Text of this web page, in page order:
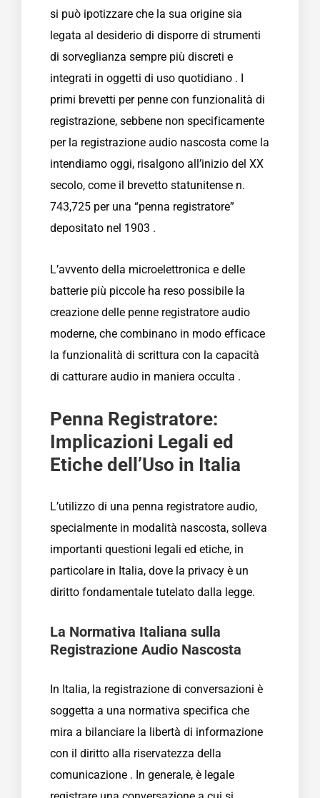
si può ipotizzare che la sua origine sia
legata al desiderio di disporre di strumenti
di sorveglianza sempre più discreti e
integrati in oggetti di uso quotidiano . I
primi brevetti per penne con funzionalità di
registrazione, sebbene non specificamente
per la registrazione audio nascosta come la
intendiamo oggi, risalgono all’inizio del XX
secolo, come il brevetto statunitense n.
743,725 per una “penna registratore”
depositato nel 1903 .
L’avvento della microelettronica e delle
batterie più piccole ha reso possibile la
creazione delle penne registratore audio
moderne, che combinano in modo efficace
la funzionalità di scrittura con la capacità
di catturare audio in maniera occulta .
Penna Registratore:
Implicazioni Legali ed
Etiche dell’Uso in Italia
L’utilizzo di una penna registratore audio,
specialmente in modalità nascosta, solleva
importanti questioni legali ed etiche, in
particolare in Italia, dove la privacy è un
diritto fondamentale tutelato dalla legge.
La Normativa Italiana sulla
Registrazione Audio Nascosta
In Italia, la registrazione di conversazioni è
soggetta a una normativa specifica che
mira a bilanciare la libertà di informazione
con il diritto alla riservatezza della
comunicazione . In generale, è legale